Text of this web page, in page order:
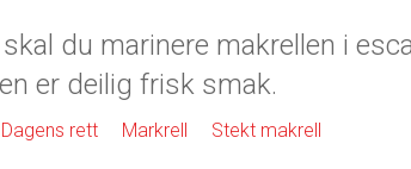
du marinere makrellen i
er deilig frisk smak.
Dagens rett Markrell Stekt makrell